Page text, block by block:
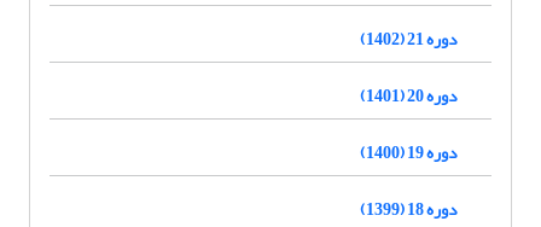
دوره 21 (1402)
دوره 20 (1401)
دوره 19 (1400)
دوره 18 (1399)